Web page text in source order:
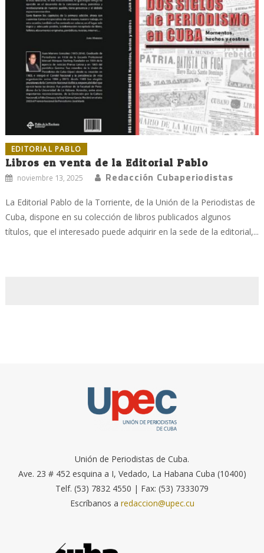
EDITORIAL PABLO
Libros en venta de la Editorial Pablo
noviembre 13, 2025 Redacción Cubaperiodistas
La Editorial Pablo de la Torriente, de la Unión de la Periodistas de
Cuba, dispone en su colección de libros publicados algunos
títulos, que el interesado puede adquirir en la sede de la editorial,...
Unión de Periodistas de Cuba.
Ave. 23 # 452 esquina a I, Vedado, La Habana Cuba (10400)
Telf. (53) 7832 4550 | Fax: (53) 7333079
Escríbanos a redaccion@upec.cu